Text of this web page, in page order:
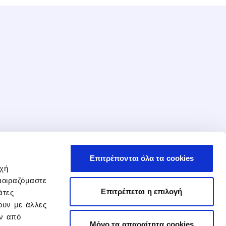
με άλλες
από
Επιτρέπονται όλα τα cookies
Επιτρέπεται η επιλογή
Mόνο τα απαραίτητα cookies